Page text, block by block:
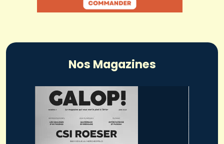
Nos Magazines